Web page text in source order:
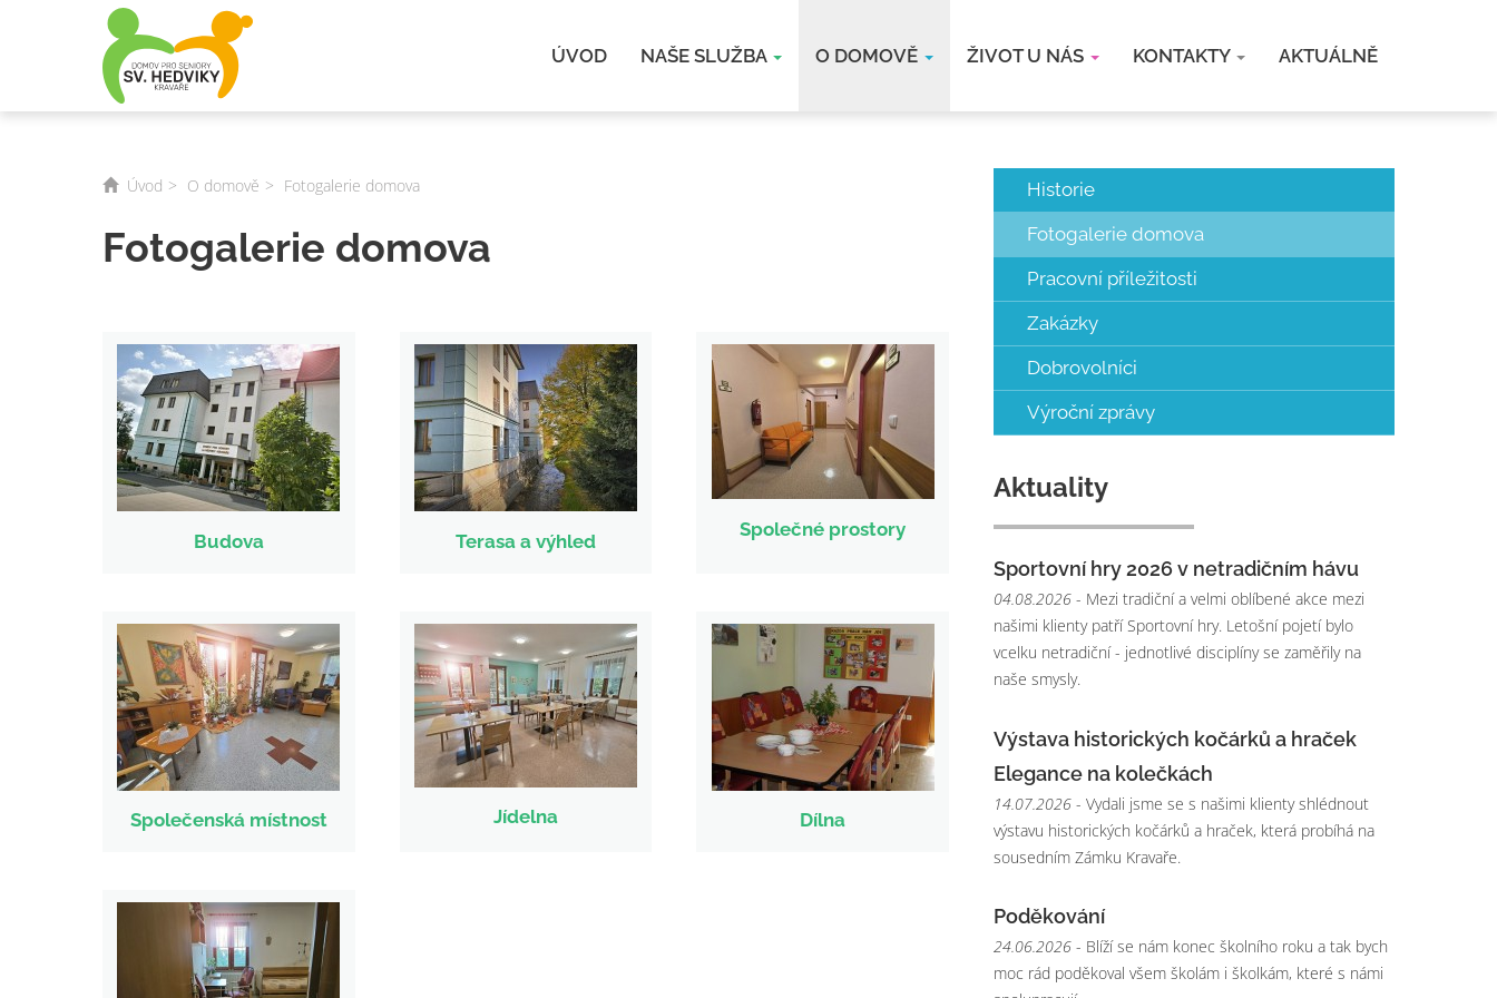
ÚVOD NAŠE SLUŽBA O DOMOVĚ ŽIVOT U NÁS KONTAKTY AKTUÁLNĚ
Úvod O domově Fotogalerie domova
Fotogalerie domova
Budova Terasa a výhled
Společné prostory
Společenská místnost Jídelna Dílna
Historie
Fotogalerie domova
Pracovní příležitosti
Zakázky
Dobrovolníci
Výroční zprávy
Aktuality
Sportovní hry 2026 v netradičním hávu
04.08.2026 - Mezi tradiční a velmi oblíbené akce mezi
našimi klienty patří Sportovní hry. Letošní pojetí bylo
vcelku netradiční - jednotlivé disciplíny se zaměřily na
naše smysly.
Výstava historických kočárků a hraček
Elegance na kolečkách
14.07.2026 - Vydali jsme se s našimi klienty shlédnout
výstavu historických kočárků a hraček, která probíhá na
sousedním Zámku Kravaře.
Poděkování
24.06.2026 - Blíží se nám konec školního roku a tak bych
moc rád poděkoval všem školám i školkám, které s námi